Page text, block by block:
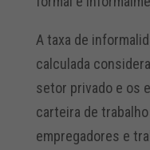
A taxa de
calculada
setor privado e os
carteira de
empregadores e